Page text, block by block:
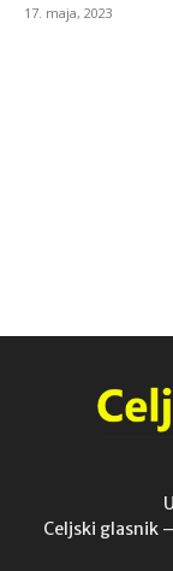
17. maja, 2023
Celjski glasnik